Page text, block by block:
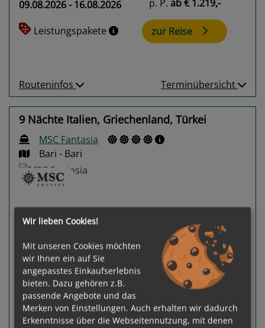
09.08.2026 - 16.08.2026
Leistungspakete
p. P. ab€ 1.219,-
zur Reise
Routeninfos Terminübersicht
9 Nächte Italien, Griechenland, Türkei
MSC Fantasia
Bari - Bari
Previous Next
Wir lieben Cookies!
Mit unseren Cookies möchten
wir Ihnen ein auf Sie
angepasstes Einkaufserlebnis
bieten. Dazu gehören z.B.
passende Angebote und das
Merken von Einstellungen. Auch erhalten wir dadurch
Erkenntnisse über die Webseitennutzung, mit denen